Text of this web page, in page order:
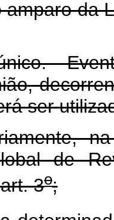
amparo da
ser
de
3o;